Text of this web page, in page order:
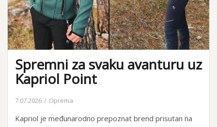
Spremni za svaku avanturu uz
Kapriol Point
7.07.2026 Oprema
Kapriol je međunarodno prepoznat brend prisutan na